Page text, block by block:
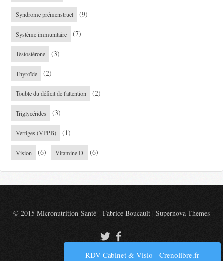
Syndrome prémenstruel (9)
Système immunitaire (7)
Testostérone (3)
Thyroïde (2)
Touble du déficit de l'attention (2)
Triglycérides (3)
Vertiges (VPPB) (1)
Vision (6) Vitamine D (6)
RDV Cabinet & Visio - Crenolibre.fr
© 2015 Micronutrition-Santé - Fabrice Boucault | Supernova Themes